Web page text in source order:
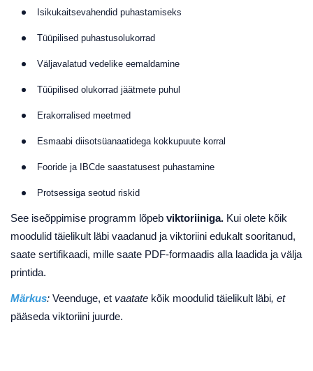
Isikukaitsevahendid puhastamiseks
Tüüpilised puhastusolukorrad
Väljavalatud vedelike eemaldamine
Tüüpilised olukorrad jäätmete puhul
Erakorralised meetmed
Esmaabi diisotsüanaatidega kokkupuute korral
Fooride ja IBCde saastatusest puhastamine
Protsessiga seotud riskid
See iseõppimise programm lõpeb viktoriiniga. Kui olete kõik
moodulid täielikult läbi vaadanud ja viktoriini edukalt sooritanud,
saate sertifikaadi, mille saate PDF-formaadis alla laadida ja välja
printida.
Märkus: Veenduge, et vaatate kõik moodulid täielikult läbi, et
pääseda viktoriini juurde.